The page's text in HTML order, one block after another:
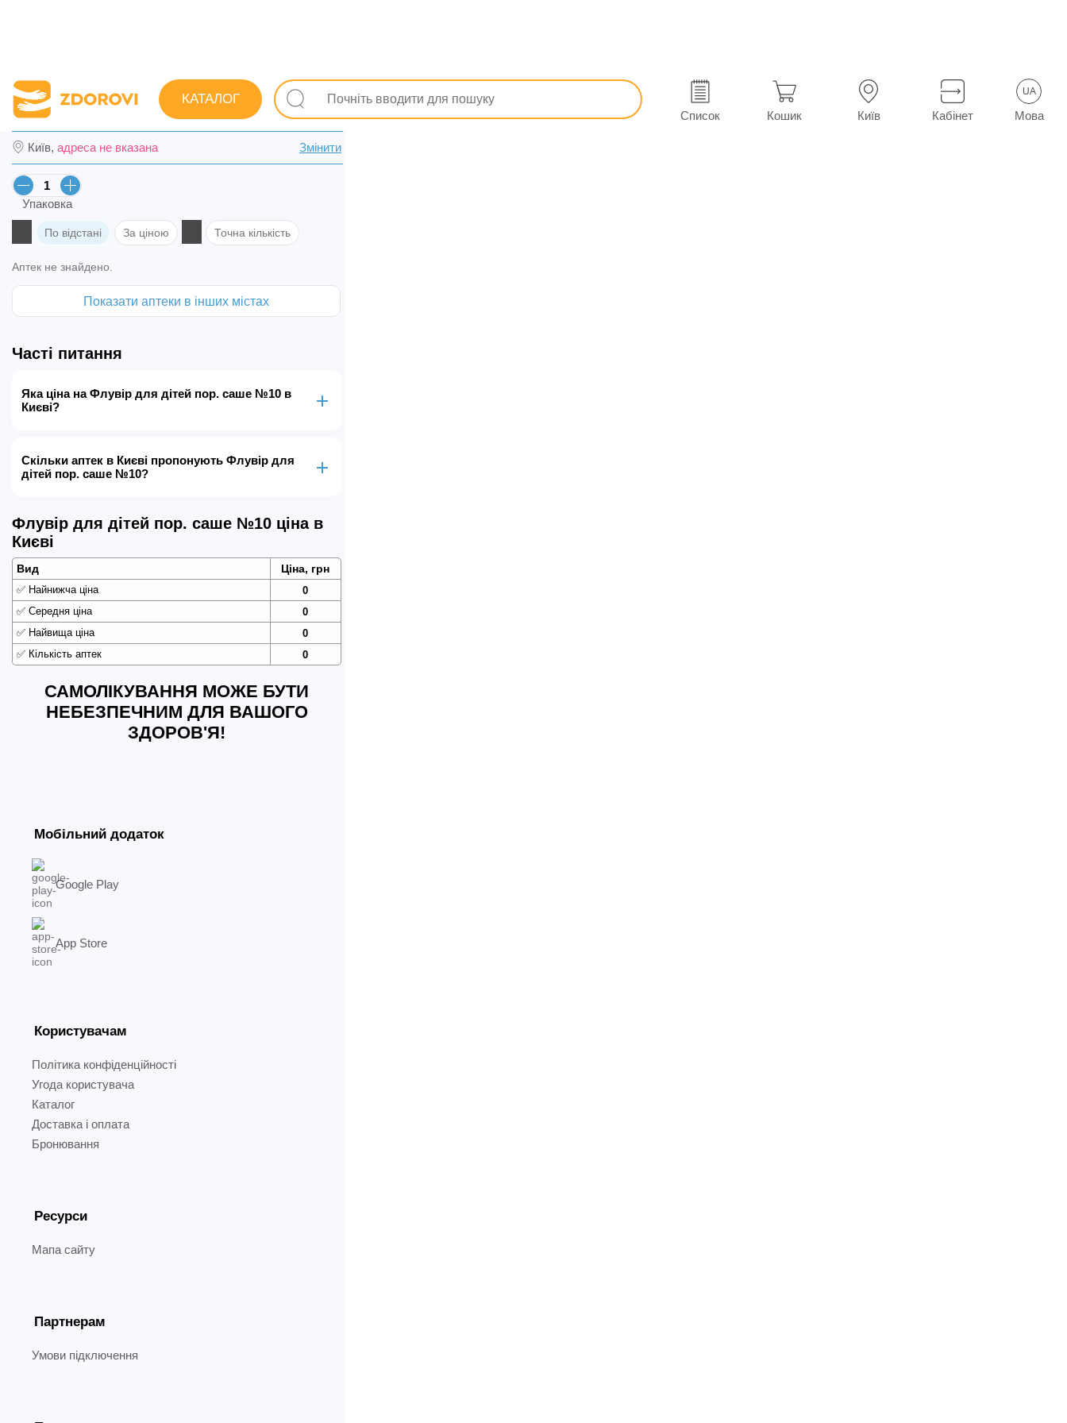
КАТАЛОГ
Список Кошик Київ Кабінет
UA
Мова
Пошук ліків Лікувально-профілактичні засоби Обмін речовин Зміцнення імунітету Флувір для дітей пор. саше №10
Флувір для дітей пор. саше №10 в Києві
Київ, адреса не вказана Змінити
Упаковка
По відстані За ціною Точна кількість
Аптек не знайдено.
Показати аптеки в інших містах
Часті питання
Яка ціна на Флувір для дітей пор. саше №10 в
Києві?
Скільки аптек в Києві пропонують Флувір для
дітей пор. саше №10?
Флувір для дітей пор. саше №10 ціна в
Києві
Вид Ціна, грн
✅ Найнижча ціна
0
✅ Середня ціна
0
✅ Найвища ціна
0
✅ Кількість аптек 0
САМОЛІКУВАННЯ МОЖЕ БУТИ
НЕБЕЗПЕЧНИМ ДЛЯ ВАШОГО
ЗДОРОВ'Я!
Мобільний додаток
Google Play
App Store
Користувачам
Політика конфіденційності
Угода користувача
Каталог
Доставка і оплата
Бронювання
Ресурси
Мапа сайту
Партнерам
Умови підключення